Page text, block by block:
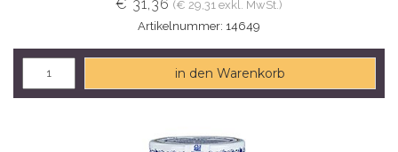
€ 31,36 (€ 29,31 exkl. MwSt.)
Artikelnummer: 14649
in den Warenkorb